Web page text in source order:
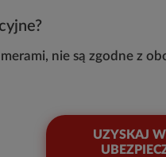
nie są zgodne z
UZYSKAJ